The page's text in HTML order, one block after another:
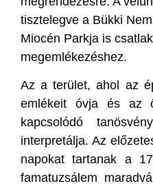
tisztelegve a Bükki
Miocén Parkja is
megemlékezéshez.
Az a terület, ahol az
emlékeit óvja és az
kapcsolódó
interpretálja. Az
napokat tartanak a
famatuzsálem